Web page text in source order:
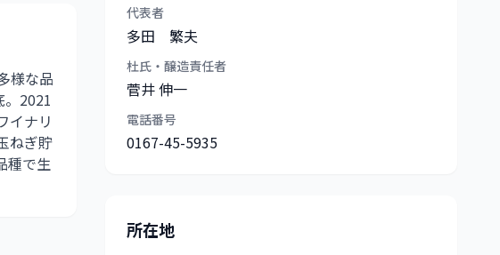
様な品
2021
イナリ
ねぎ貯
種で生
代表者
多田 繁夫
杜氏・醸造責任者
菅井 伸一
電話番号
0167-45-5935
所在地